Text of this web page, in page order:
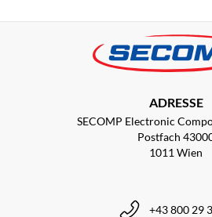
ADRESSE
SECOMP Electronic
Postfach
1011 Wien
+43 800 29